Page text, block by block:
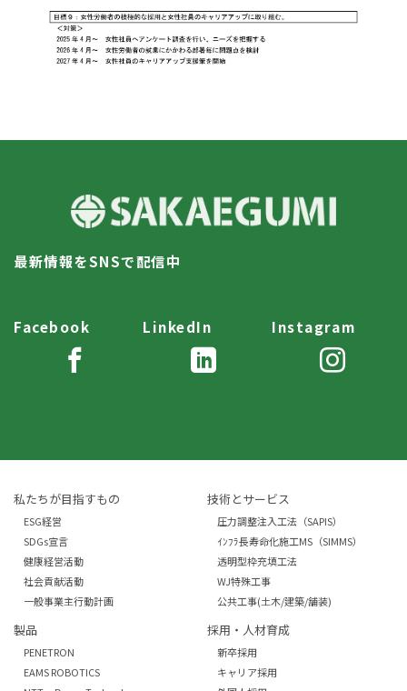
最新情報をSNSで配信中
Facebook LinkedIn Instagram
私たちが目指すもの
ESG経営
SDGs宣言
健康経営活動
社会貢献活動
一般事業主行動計画
技術とサービス
圧力調整注入工法（SAPIS）
ｲﾝﾌﾗ長寿命化施工MS（SIMMS）
透明型枠充填工法
WJ特殊工事
公共工事(土木/建築/舗装)
製品
PENETRON
EAMS ROBOTICS
採用・人材育成
新卒採用
キャリア採用